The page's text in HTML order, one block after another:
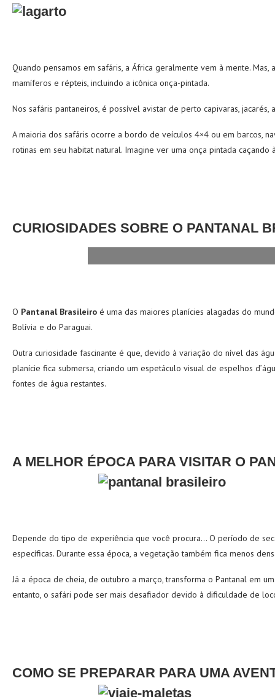
Quando pensamos em safáris, a África geralmente vem à mente. Mas,
mamíferos e répteis, incluindo a icônica onça-pintada.
Nos safáris pantaneiros, é possível avistar de perto capivaras, jacarés,
A maioria dos safáris ocorre a bordo de veículos 4×4 ou em barcos,
rotinas em seu habitat natural. Imagine ver uma onça pintada
CURIOSIDADES SOBRE O PANTANAL
O Pantanal Brasileiro é uma das maiores planícies alagadas do
Bolívia e do Paraguai.
Outra curiosidade fascinante é que, devido à variação do nível das
planície fica submersa, criando um espetáculo visual de espelhos
fontes de água restantes.
A MELHOR ÉPOCA PARA VISITAR O
Depende do tipo de experiência que você procura… O período de
específicas. Durante essa época, a vegetação também fica menos
Já a época de cheia, de outubro a março, transforma o Pantanal em
entanto, o safári pode ser mais desafiador devido à dificuldade de
COMO SE PREPARAR PARA UMA